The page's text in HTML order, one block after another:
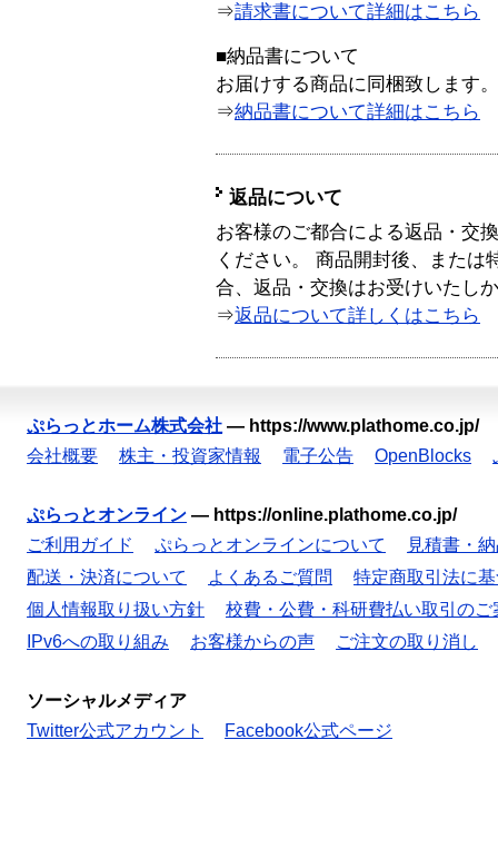
⇒請求書について詳細はこちら
■納品書について
お届けする商品に同梱致します。
⇒納品書について詳細はこちら
返品について
お客様のご都合による返品・交
ください。 商品開封後、または
合、返品・交換はお受けいたし
⇒返品について詳しくはこちら
ぷらっとホーム株式会社 — https://www.plathome.co.jp/
会社概要
株主・投資家情報 電子公告 OpenBlocks
ぷらっとオンライン — https://online.plathome.co.jp/
ご利用ガイド
ぷらっとオンラインについて
見積書・
配送・決済について
よくあるご質問
特定商取引法に
個人情報取り扱い方針
校費・公費・科研費払い取引のご
IPv6への取り組み
お客様からの声 ご注文の取り消し
ソーシャルメディア
Twitter公式アカウント
Facebook公式ページ